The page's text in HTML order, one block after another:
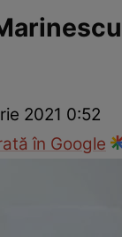
NaționalSport
2021 0:52
în Google